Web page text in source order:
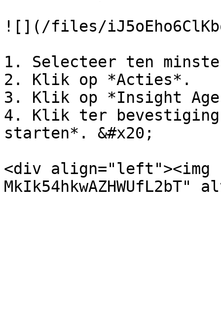
![](/files/
1. Selecteer ten
2. Klik op *Acties*.
3. Klik op *Insight
4. Klik ter bevestiging
starten*. &#x20;
<div